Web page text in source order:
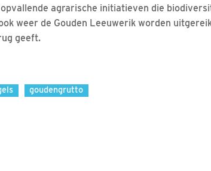
agrarische initiatieven die
weer de Gouden Leeuwerik worden
geeft.
goudengrutto